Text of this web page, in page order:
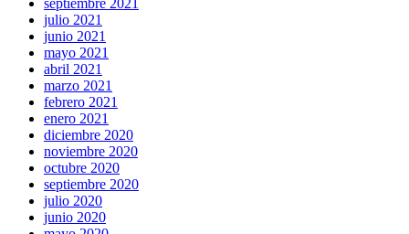
julio 2021
junio 2021
mayo 2021
abril 2021
marzo 2021
febrero 2021
enero 2021
diciembre 2020
noviembre 2020
octubre 2020
septiembre 2020
julio 2020
junio 2020